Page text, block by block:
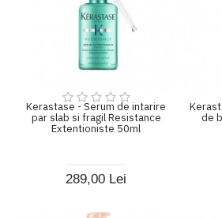
Kerastase - Serum de intarire
par slab si fragil Resistance
Extentioniste 50ml
289,00 Lei
de